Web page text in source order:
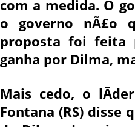
com a medida. O
o governo nÃ£o
proposta foi feita
ganha por Dilma,
Mais cedo, o
Fontana (RS)